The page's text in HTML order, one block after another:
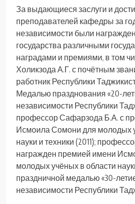
За выдающиеся заслуги и
преподавателей кафедры за
независимости были
государства различными
наградами и премиями, в том
Холикзода А.Г. с почётным
работник Республики
Медалью празднования «20-
независимости Республики
профессор Сафарзода Б.А. с
Исмоила Сомони для молодых
науки и техники (2011);
награжден премией имени
молодых учёных в области
праздничной медалью «30-
независимости Республики